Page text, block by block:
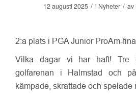
12 augusti 2025 / i Nyheter / av
2:a plats i PGA Junior ProAm-
Vilka dagar vi har haft! Tre
golfarenan i Halmstad och
kämpade, skrattade och spelade